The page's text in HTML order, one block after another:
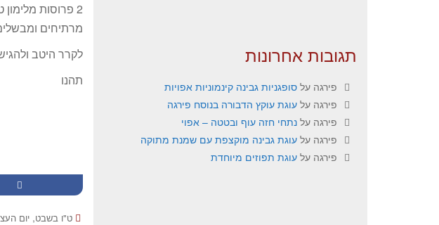
2 פרוסות מלימון טרי
מרתיחים ומבשלים
לקרר היטב
תהנו
ט"ו בשבט, יום
תגובות אחרונות
פירגה על סופגניות גבינה קינמוניות אפויות
פירגה על עוגת עוקץ הדבורה בנוסח פירגה
פירגה על נתחי חזה עוף ובטטה – אפוי
פירגה על עוגת גבינה מוקצפת עם שמנת מתוקה
פירגה על עוגת תפוזים מיוחדת